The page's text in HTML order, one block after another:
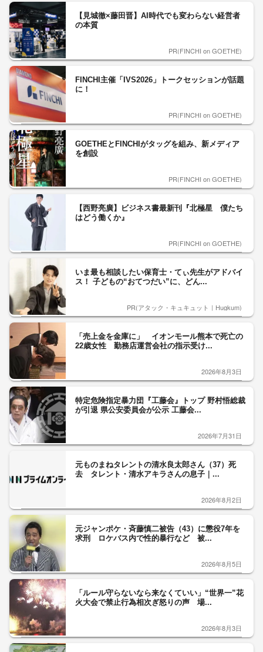
【見城徹×藤田晋】AI時代でも変わらない経営者
の本質
PR(FINCHI on GOETHE)
FINCHI主催「IVS2026」トークセッションが話題
に！
PR(FINCHI on GOETHE)
GOETHEとFINCHIがタッグを組み、新メディア
を創設
PR(FINCHI on GOETHE)
【西野亮廣】ビジネス書最新刊『北極星 僕たち
はどう働くか』
PR(FINCHI on GOETHE)
いま最も相談したい保育士・てぃ先生がアドバイ
ス！ 子どもの“おてつだい”に、どん...
PR(アタック・キュキュット｜Hugkum)
「売上金を金庫に」 イオンモール熊本で死亡の
22歳女性 勤務店運営会社の指示受け...
2026年8月3日
特定危険指定暴力団『工藤会』トップ 野村悟総裁
が引退 県公安委員会が公示 工藤会...
2026年7月31日
元ものまねタレントの清水良太郎さん（37）死
去 タレント・清水アキラさんの息子｜...
2026年8月2日
元ジャンポケ・斉藤慎二被告（43）に懲役7年を
求刑 ロケバス内で性的暴行など 被...
2026年8月5日
「ルール守らないなら来なくていい」“世界一”花
火大会で禁止行為相次ぎ怒りの声 場...
2026年8月3日